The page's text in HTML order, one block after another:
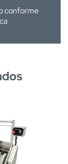
conforme